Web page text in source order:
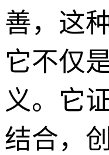
善，这
它不仅
义。它
结合，